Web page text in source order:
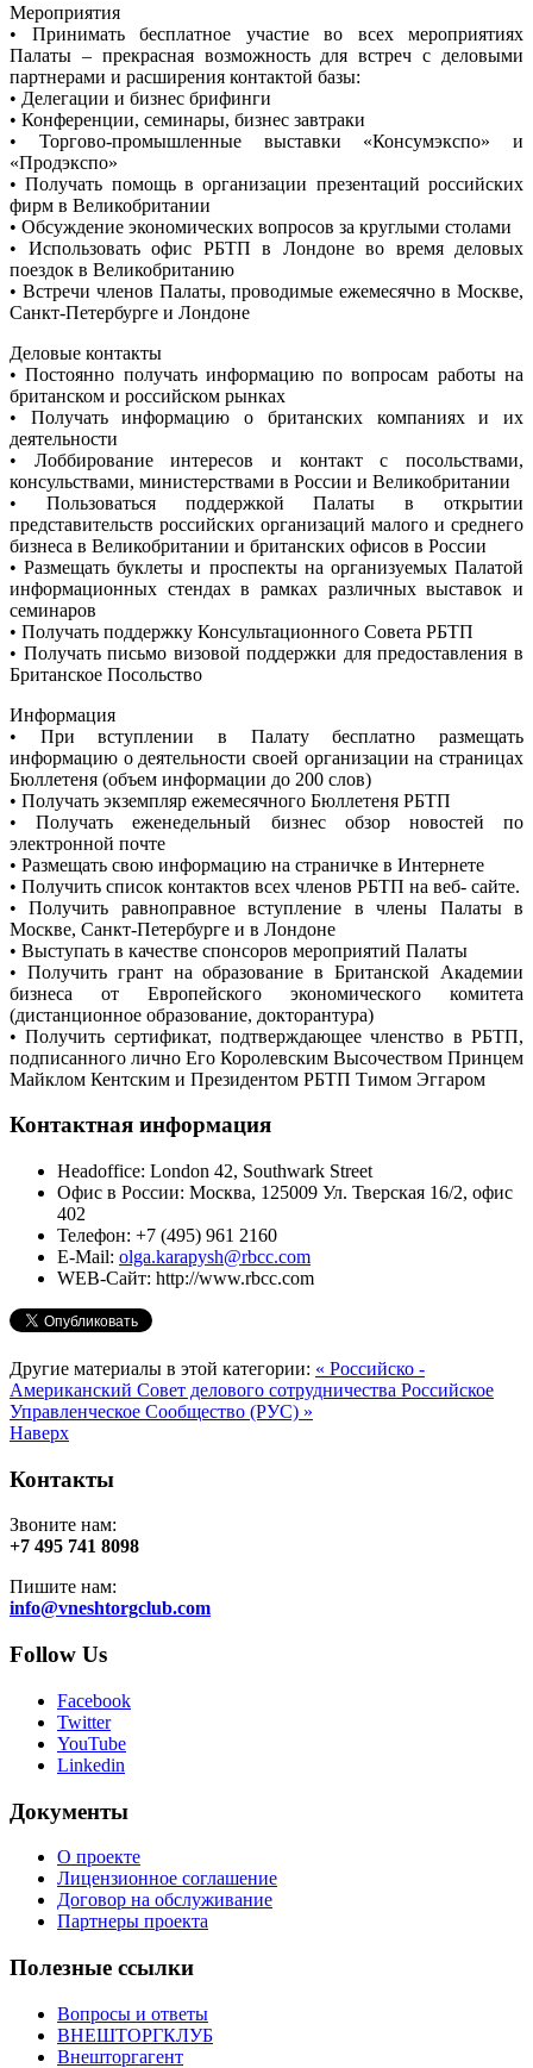
Мероприятия
• Принимать бесплатное участие во всех мероприятиях
Палаты – прекрасная возможность для встреч с деловыми
партнерами и расширения контактой базы:
• Делегации и бизнес брифинги
• Конференции, семинары, бизнес завтраки
• Торгово-промышленные выставки «Консумэкспо» и
«Продэкспо»
• Получать помощь в организации презентаций российских
фирм в Великобритании
• Обсуждение экономических вопросов за круглыми столами
• Использовать офис РБТП в Лондоне во время деловых
поездок в Великобританию
• Встречи членов Палаты, проводимые ежемесячно в Москве,
Санкт-Петербурге и Лондоне
Деловые контакты
• Постоянно получать информацию по вопросам работы на
британском и российском рынках
• Получать информацию о британских компаниях и их
деятельности
• Лоббирование интересов и контакт с посольствами,
консульствами, министерствами в России и Великобритании
• Пользоваться поддержкой Палаты в открытии
представительств российских организаций малого и среднего
бизнеса в Великобритании и британских офисов в России
• Размещать буклеты и проспекты на организуемых Палатой
информационных стендах в рамках различных выставок и
семинаров
• Получать поддержку Консультационного Совета РБТП
• Получать письмо визовой поддержки для предоставления в
Британское Посольство
Информация
• При вступлении в Палату бесплатно размещать
информацию о деятельности своей организации на страницах
Бюллетеня (объем информации до 200 слов)
• Получать экземпляр ежемесячного Бюллетеня РБТП
• Получать еженедельный бизнес обзор новостей по
электронной почте
• Размещать свою информацию на страничке в Интернете
• Получить список контактов всех членов РБТП на веб- сайте.
• Получить равноправное вступление в члены Палаты в
Москве, Санкт-Петербурге и в Лондоне
• Выступать в качестве спонсоров мероприятий Палаты
• Получить грант на образование в Британской Академии
бизнеса от Европейского экономического комитета
(дистанционное образование, докторантура)
• Получить сертификат, подтверждающее членство в РБТП,
подписанного лично Его Королевским Высочеством Принцем
Майклом Кентским и Президентом РБТП Тимом Эггаром
Контактная информация
Headoffice: London 42, Southwark Street
Офис в России: Москва, 125009 Ул. Тверская 16/2, офис
402
Телефон: +7 (495) 961 2160
E-Mail: olga.karapysh@rbcc.com
WEB-Сайт: http://www.rbcc.com
Другие материалы в этой категории: « Российско -
Американский Совет делового сотрудничества Российское
Управленческое Сообщество (РУС) »
Наверх
Контакты
Звоните нам:
+7 495 741 8098
Пишите нам:
info@vneshtorgclub.com
Follow Us
Facebook
Twitter
YouTube
Linkedin
Документы
О проекте
Лицензионное соглашение
Договор на обслуживание
Партнеры проекта
Полезные ссылки
Вопросы и ответы
ВНЕШТОРГКЛУБ
Внешторгагент